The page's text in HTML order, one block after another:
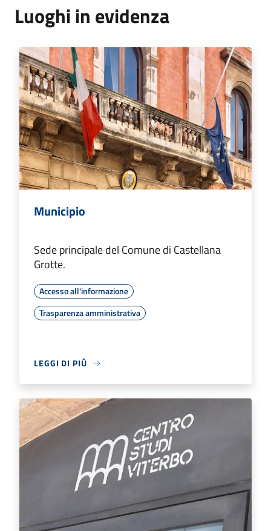
Luoghi in evidenza
Municipio
Sede principale del Comune di Castellana
Grotte.
Accesso all'informazione
Trasparenza amministrativa
LEGGI DI PIÙ